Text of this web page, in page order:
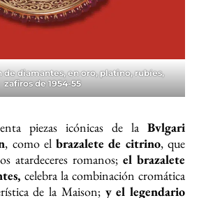
diamantes, en oro, platino, rubíes,
zafirosde 1954-55
piezas icónicas de la Bvlgari
, como elbrazalete de citrino, que
atardeceres romanos; el brazalete
celebra la combinación cromática
de la Maison;y el legendario